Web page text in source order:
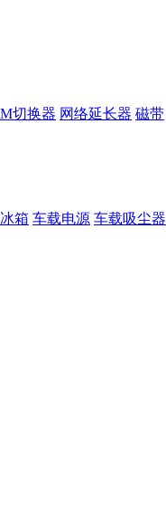
切换器 网络延长器 磁带
箱 车载电源 车载吸尘器